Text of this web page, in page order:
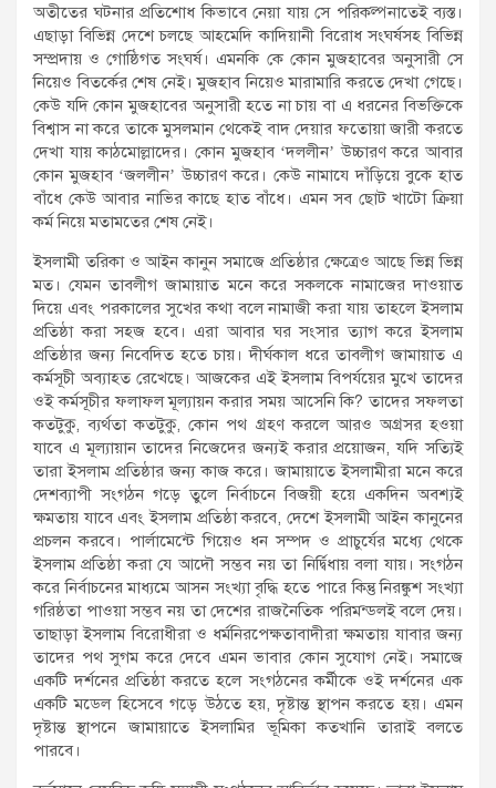
অতীতের ঘটনার প্রতিশোধ কিভাবে নেয়া যায় সে পরিকল্পনাতেই ব্যস্ত।
এছাড়া বিভিন্ন দেশে চলছে আহমেদি কাদিয়ানী বিরোধ সংঘর্ষসহ বিভিন্ন
সম্প্রদায় ও গোষ্ঠিগত সংঘর্ষ। এমনকি কে কোন মুজহাবের অনুসারী সে
নিয়েও বিতর্কের শেষ নেই। মুজহাব নিয়েও মারামারি করতে দেখা গেছে।
কেউ যদি কোন মুজহাবের অনুসারী হতে না চায় বা এ ধরনের বিভক্তিকে
বিশ্বাস না করে তাকে মুসলমান থেকেই বাদ দেয়ার ফতোয়া জারী করতে
দেখা যায় কাঠমোল্লাদের। কোন মুজহাব ‘দললীন’ উচ্চারণ করে আবার
কোন মুজহাব ‘জললীন’ উচ্চারণ করে। কেউ নামাযে দাঁড়িয়ে বুকে হাত
বাঁধে কেউ আবার নাভির কাছে হাত বাঁধে। এমন সব ছোট খাটো ক্রিয়া
কর্ম নিয়ে মতামতের শেষ নেই।
ইসলামী তরিকা ও আইন কানুন সমাজে প্রতিষ্ঠার ক্ষেত্রেও আছে ভিন্ন ভিন্ন
মত। যেমন তাবলীগ জামায়াত মনে করে সকলকে নামাজের দাওয়াত
দিয়ে এবং পরকালের সুখের কথা বলে নামাজী করা যায় তাহলে ইসলাম
প্রতিষ্ঠা করা সহজ হবে। এরা আবার ঘর সংসার ত্যাগ করে ইসলাম
প্রতিষ্ঠার জন্য নিবেদিত হতে চায়। দীর্ঘকাল ধরে তাবলীগ জামায়াত এ
কর্মসূচী অব্যাহত রেখেছে। আজকের এই ইসলাম বিপর্যয়ের মুখে তাদের
ওই কর্মসূচীর ফলাফল মূল্যায়ন করার সময় আসেনি কি? তাদের সফলতা
কতটুকু, ব্যর্থতা কতটুকু, কোন পথ গ্রহণ করলে আরও অগ্রসর হওয়া
যাবে এ মূল্যায়ান তাদের নিজেদের জন্যই করার প্রয়োজন, যদি সত্যিই
তারা ইসলাম প্রতিষ্ঠার জন্য কাজ করে। জামায়াতে ইসলামীরা মনে করে
দেশব্যাপী সংগঠন গড়ে তুলে নির্বাচনে বিজয়ী হয়ে একদিন অবশ্যই
ক্ষমতায় যাবে এবং ইসলাম প্রতিষ্ঠা করবে, দেশে ইসলামী আইন কানুনের
প্রচলন করবে। পার্লামেন্টে গিয়েও ধন সম্পদ ও প্রাচুর্যের মধ্যে থেকে
ইসলাম প্রতিষ্ঠা করা যে আদৌ সম্ভব নয় তা নির্দ্বিধায় বলা যায়। সংগঠন
করে নির্বাচনের মাধ্যমে আসন সংখ্যা বৃদ্ধি হতে পারে কিন্তু নিরঙ্কুশ সংখ্যা
গরিষ্ঠতা পাওয়া সম্ভব নয় তা দেশের রাজনৈতিক পরিমন্ডলই বলে দেয়।
তাছাড়া ইসলাম বিরোধীরা ও ধর্মনিরপেক্ষতাবাদীরা ক্ষমতায় যাবার জন্য
তাদের পথ সুগম করে দেবে এমন ভাবার কোন সুযোগ নেই। সমাজে
একটি দর্শনের প্রতিষ্ঠা করতে হলে সংগঠনের কর্মীকে ওই দর্শনের এক
একটি মডেল হিসেবে গড়ে উঠতে হয়, দৃষ্টান্ত স্থাপন করতে হয়। এমন
দৃষ্টান্ত স্থাপনে জামায়াতে ইসলামির ভূমিকা কতখানি তারাই বলতে
পারবে।